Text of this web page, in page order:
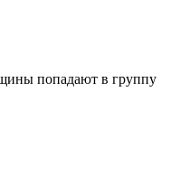
попадают в группу